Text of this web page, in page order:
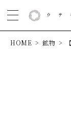
HOME 鉱物